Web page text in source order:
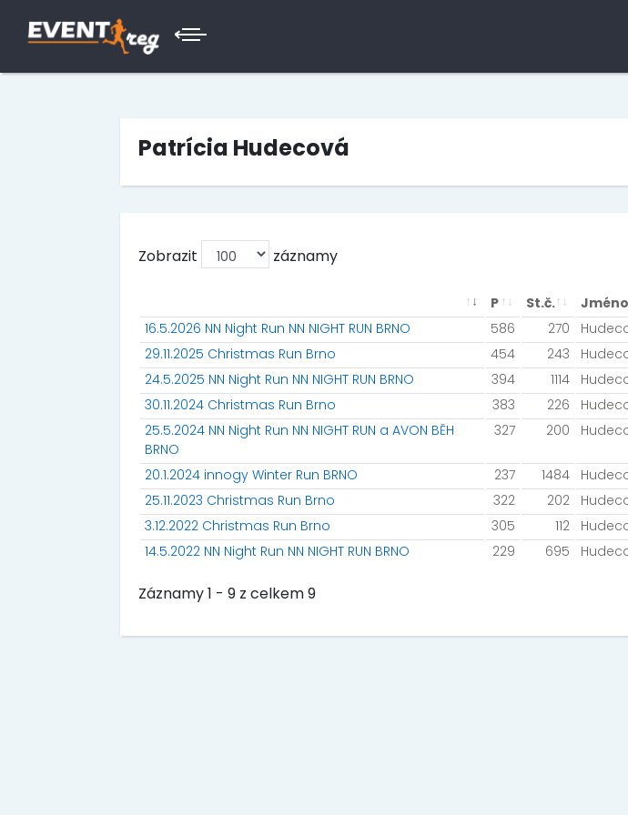
Patrícia Hudecová
Zobrazit záznamy
P St.č. Jméno
16.5.2026 NN Night Run NN NIGHT RUN BRNO
586 270
29.11.2025 Christmas Run Brno
454 243
24.5.2025 NN Night Run NN NIGHT RUN BRNO
394 1114
30.11.2024 Christmas Run Brno
383 226
25.5.2024 NN Night Run NN NIGHT RUN a AVON BĚH
BRNO
327 200
20.1.2024 innogy Winter Run BRNO 237 1484
25.11.2023 Christmas Run Brno
322 202
3.12.2022 Christmas Run Brno
305 112
14.5.2022 NN Night Run NN NIGHT RUN BRNO
229 695
Záznamy 1 - 9 z celkem 9